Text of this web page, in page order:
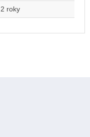
2 roky